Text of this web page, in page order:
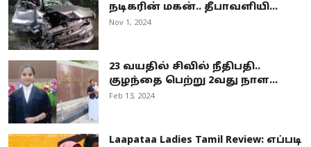
நடிகரின் மகன்.. தீபாவளியி...
Nov 1, 2024
23 வயதில் சிவில் நீதிபதி..
குழந்தை பெற்று 2வது நாள...
Feb 13, 2024
Laapataa Ladies Tamil Review: எப்படி